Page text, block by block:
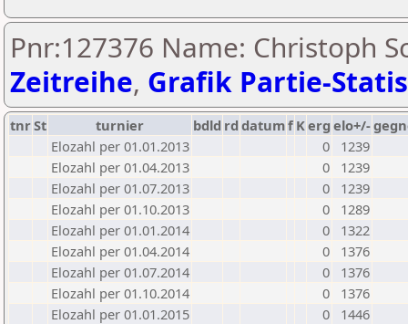
Pnr:127376 Name: Christoph
Zeitreihe, Grafik Partie-
tnrSt turnier bdld rd datumf Kerg elo+/-
Elozahl per 01.01.2013
0
1239
Elozahl per 01.04.2013
0
1239
Elozahl per 01.07.2013
0
1239
Elozahl per 01.10.2013
0
1289
Elozahl per 01.01.2014
0
1322
Elozahl per 01.04.2014
0
1376
Elozahl per 01.07.2014
0
1376
Elozahl per 01.10.2014
0
1376
Elozahl per 01.01.2015
0
1446